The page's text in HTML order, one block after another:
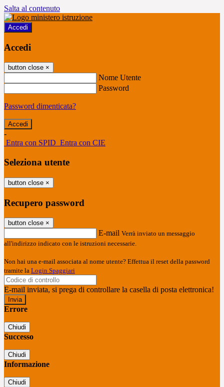
Salta al contenuto
Accedi
Accedi
button close ×
Nome Utente
Password
Password dimenticata?
-
Entra con SPID Entra con CIE
Seleziona utente
button close ×
Recupero password
button close ×
E-mail Verrà inviato un messaggio
all'indirizzo indicato con le istruzioni necessarie.
Non hai una e-mail associata al nome utente? Effettua il reset della password
tramite la Login Spaggiari
E-mail inviata, si prega di controllare la casella di posta elettronica!
Errore
Chiudi
Successo
Chiudi
Informazione
Chiudi